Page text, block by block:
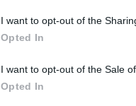
I want to opt-out of the
Opted In
I want to opt-out of the Sale
Opted In